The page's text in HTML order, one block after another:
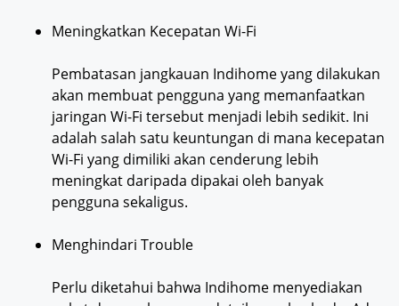
Meningkatkan Kecepatan Wi-Fi
Pembatasan jangkauan Indihome yang dilakukan
akan membuat pengguna yang memanfaatkan
jaringan Wi-Fi tersebut menjadi lebih sedikit. Ini
adalah salah satu keuntungan di mana kecepatan
Wi-Fi yang dimiliki akan cenderung lebih
meningkat daripada dipakai oleh banyak
pengguna sekaligus.
Menghindari Trouble
Perlu diketahui bahwa Indihome menyediakan